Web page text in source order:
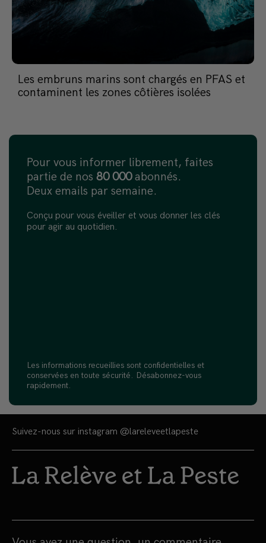
Les embruns marins sont chargés en PFAS et
contaminent les zones côtières isolées
Pour vous informer librement, faites
partie de nos 80 000abonnés.
Deux emails par semaine.
Conçu pour vous éveiller et vous donner les clés
pour agir au quotidien.
Les informations recueillies sont confidentielles et
conservées en toute sécurité. Désabonnez-vous
rapidement.
Suivez-nous sur instagram @lareleveetlapeste